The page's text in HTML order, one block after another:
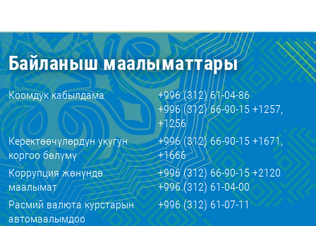
Байланыш маалыматтары
Коомдук кабылдама
+996 (312) 61-04-86
+996 (312) 66-90-15 +1257,
+1256
Керектөөчүлөрдүн укугун
коргоо бөлүмү
+996 (312) 66-90-15 +1671,
+1666
Коррупция жөнүндө
маалымат
+996 (312) 66-90-15 +2120
+996 (312) 61-04-00
Расмий валюта курстарын
автомаалымдоо
+996 (312) 61-07-11